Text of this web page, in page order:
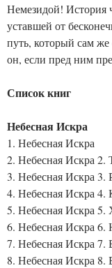
Немезидой! История
уставшей от
путь, который сам
он, если пред ним
Список книг
Небесная Искра
1. Небесная Искра
2. Небесная Искра 2.
3. Небесная Искра
4. Небесная Искра 4.
5. Небесная Искра 5.
6. Небесная Искра 6.
7. Небесная Искра 7.
8. Небесная Искра 8.